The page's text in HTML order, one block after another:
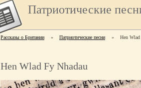
Патриотические
Рассказы о Британии » Патриотические песни » Hen
Hen Wlad Fy Nhadau